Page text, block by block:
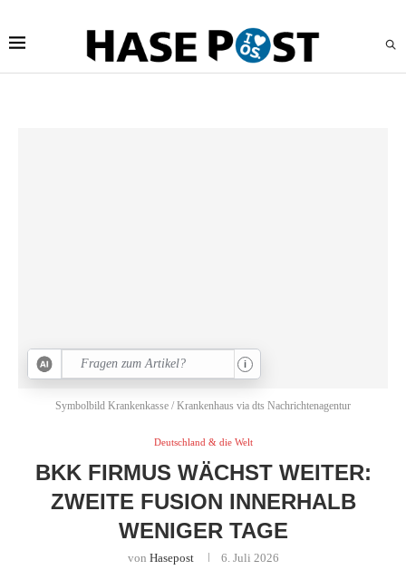
Symbolbild Krankenkasse / Krankenhaus via dts Nachrichtenagentur
i
Deutschland & die Welt
BKK FIRMUS WÄCHST WEITER:
ZWEITE FUSION INNERHALB
WENIGER TAGE
von Hasepost 6. Juli 2026